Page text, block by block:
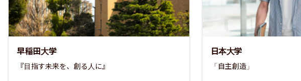
早稲田大学
『目指す未来を、創る人に』
日本大学
「自主創造」